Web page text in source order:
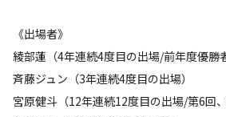
《出場者》
綾部蓮（4年連続4度目の出場/前年度優勝者
斉藤ジュン（3年連続4度目の出場）
宮原健斗（12年連続12度目の出場/第6回、